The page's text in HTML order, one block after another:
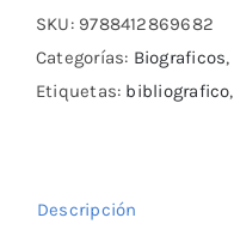
Yo
lo
Juego
SKU: 9788412869682
Categorías: Biograficos,
Etiquetas: bibliografico,
Descripción